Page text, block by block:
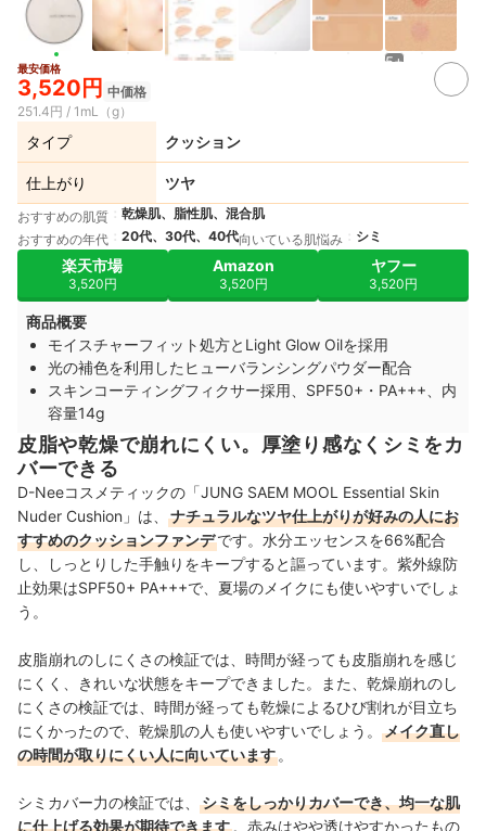
5+
最安価格
3,520円 中価格
251.4円 / 1mL（g）
タイプ クッション
仕上がり ツヤ
おすすめの肌質
乾燥肌、脂性肌、混合肌
おすすめの年代
20代、30代、40代向いている肌悩み シミ
楽天市場
3,520円
Amazon
3,520円
ヤフー
3,520円
商品概要
モイスチャーフィット処方とLight Glow Oilを採用
光の補色を利用したヒューバランシングパウダー配合
スキンコーティングフィクサー採用、SPF50+・PA+++、内
容量14g
皮脂や乾燥で崩れにくい。厚塗り感なくシミをカ
バーできる
D-Neeコスメティックの「JUNG SAEM MOOL Essential Skin
Nuder Cushion」は、
ナチュラルなツヤ仕上がりが好みの人にお
すすめのクッションファンデです。水分エッセンスを66%配合
し、しっとりした手触りをキープすると謳っています。紫外線防
止効果はSPF50+ PA+++で、夏場のメイクにも使いやすいでしょ
う。
皮脂崩れのしにくさの検証では、時間が経っても皮脂崩れを感じ
にくく、きれいな状態をキープできました。また、乾燥崩れのし
にくさの検証では、時間が経っても乾燥によるひび割れが目立ち
にくかったので、乾燥肌の人も使いやすいでしょう。
メイク直し
の時間が取りにくい人に向いています 。
シミカバー力の検証では、
シミをしっかりカバーでき、均一な肌
に仕上げる効果が期待できます 。赤みはやや透けやすかったもの